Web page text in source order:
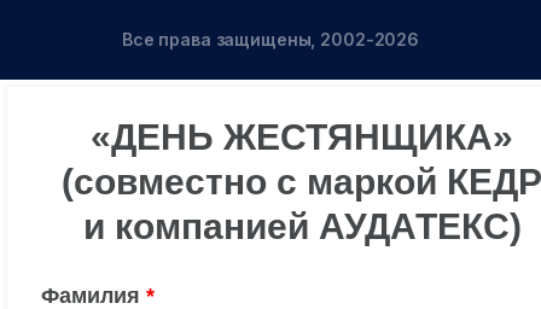
Все права защищены, 2002-2026